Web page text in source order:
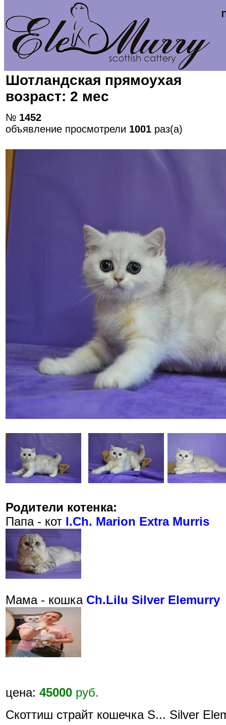
Шотландская прямоухая
возраст: 2 мес
№ 1452
объявление просмотрели 1001 раз(а)
Родители котенка:
Папа - кот I.Ch. Marion Extra Murris
Мама - кошка Ch.Lilu Silver Elemurry
цена: 45000 руб.
Скоттиш страйт кошечка S... Silver